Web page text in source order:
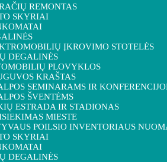
REMONTAS
SKYRIAI
ĮKROVIMO STOTELĖS
DEGALINĖS
PLOVYKLOS
KRAŠTAS
SEMINARAMS IR
ŠVENTĖMS
ESTRADA IR STADIONAS
MIESTE
POILSIO INVENTORIAUS
SKYRIAI
DEGALINĖS
3